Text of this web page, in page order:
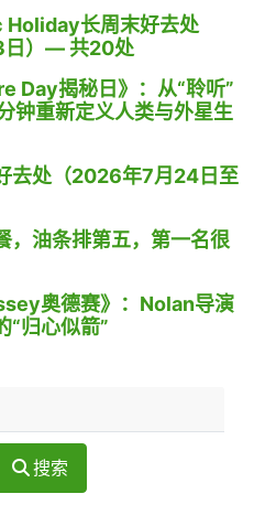
Holiday长周末好去处
日）— 共20处
Day揭秘日》：从“聆听”
钟重新定义人类与外星生
去处（2026年7月24日至
，油条排第五，第一名很
奥德赛》：Nolan导演
“归心似箭”
搜索